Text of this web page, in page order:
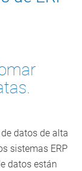
datos de alta
sistemas ERP
datos están